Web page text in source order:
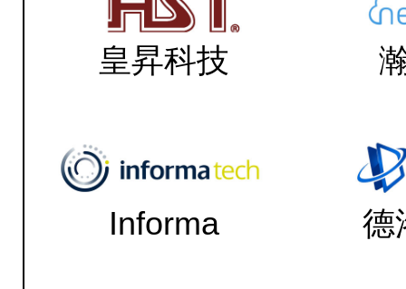
皇昇科技
Informa 德